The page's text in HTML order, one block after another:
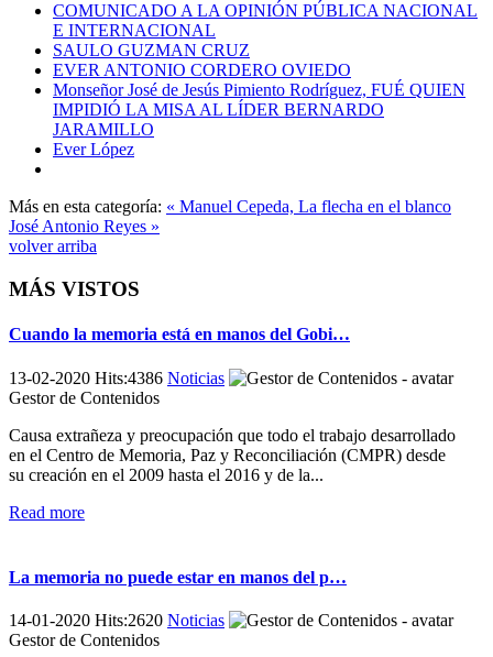
COMUNICADO A LA OPINIÓN PÚBLICA NACIONAL
E INTERNACIONAL
SAULO GUZMAN CRUZ
EVER ANTONIO CORDERO OVIEDO
Monseñor José de Jesús Pimiento Rodríguez, FUÉ QUIEN
IMPIDIÓ LA MISA AL LÍDER BERNARDO
JARAMILLO
Ever López
Más en esta categoría: « Manuel Cepeda, La flecha en el blanco
José Antonio Reyes »
volver arriba
MÁS VISTOS
Cuando la memoria está en manos del Gobi…
13-02-2020 Hits:4386 Noticias
Gestor de Contenidos
Causa extrañeza y preocupación que todo el trabajo desarrollado
en el Centro de Memoria, Paz y Reconciliación (CMPR) desde
su creación en el 2009 hasta el 2016 y de la...
Read more
La memoria no puede estar en manos del p…
14-01-2020 Hits:2620 Noticias
Gestor de Contenidos